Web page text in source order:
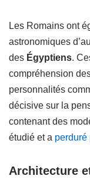
Les Romains ont
astronomiques
des Égyptiens.
compréhension
personnalités
décisive sur la
contenant des
étudié et a perduré
Architecture